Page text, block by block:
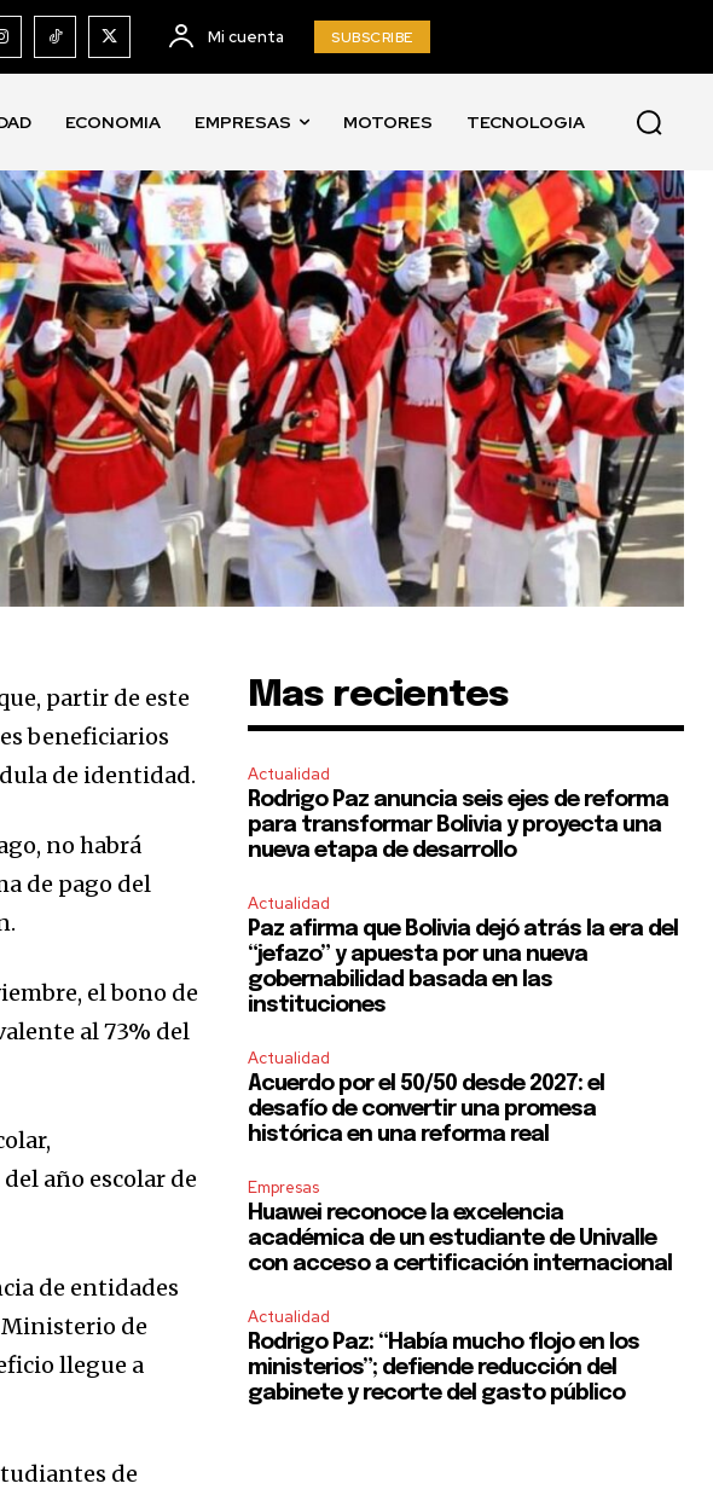
Mi cuenta SUBSCRIBE
ECONOMIA EMPRESAS MOTORES TECNOLOGIA
partir de este
beneficiarios
de identidad.
no habrá
de pago del
el bono de
al 73% del
año escolar de
de entidades
Ministerio de
llegue a
de
Mas recientes
Actualidad
Rodrigo Paz anuncia seis ejes de reforma
para transformar Bolivia y proyecta una
nueva etapa de desarrollo
Actualidad
Paz afirma que Bolivia dejó atrás la era del
“jefazo” y apuesta por una nueva
gobernabilidad basada en las
instituciones
Actualidad
Acuerdo por el 50/50 desde 2027: el
desafío de convertir una promesa
histórica en una reforma real
Empresas
Huawei reconoce la excelencia
académica de un estudiante de Univalle
con acceso a certificación internacional
Actualidad
Rodrigo Paz: “Había mucho flojo en los
ministerios”; defiende reducción del
gabinete y recorte del gasto público